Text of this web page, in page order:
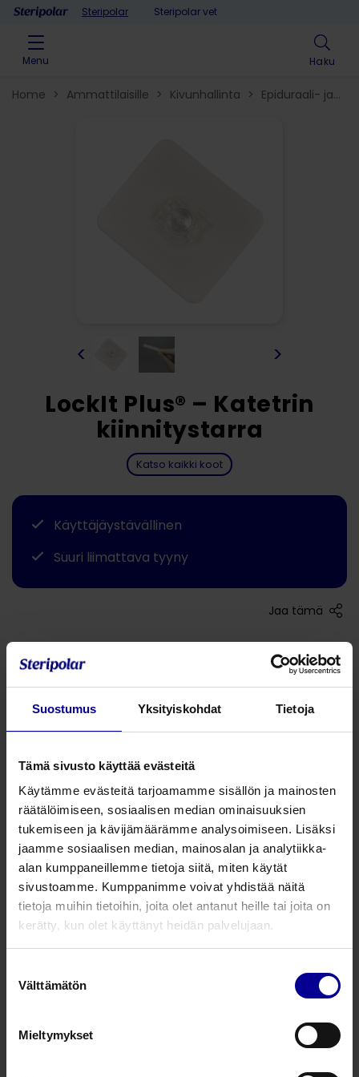
Suostumus Yksityiskohdat Tietoja
Tämä sivusto käyttää evästeitä
Käytämme evästeitä tarjoamamme sisällön ja mainosten
räätälöimiseen, sosiaalisen median ominaisuuksien
tukemiseen ja kävijämäärämme analysoimiseen. Lisäksi
jaamme sosiaalisen median, mainosalan ja analytiikka-
alan kumppaneillemme tietoja siitä, miten käytät
sivustoamme. Kumppanimme voivat yhdistää näitä
tietoja muihin tietoihin, joita olet antanut heille tai joita on
kerätty, kun olet käyttänyt heidän palvelujaan.
valinta
Välttämätön
Mieltymykset
Skip to contentSteripolar Steripolar vet
Menu Haku
Home > Ammattilaisille > Kivunhallinta > Epiduraali- ja
LockIt Plus Epiduraalikatetrin kiinnitin
Lockit Plus on uuden sukupolven epiduraalikatetrin
kiinnitin. Se on suunniteltu estämään katetrin ei-toivottu
antaa mielenrauhan postoperatiivisessa
kivunhallinnassa.
Lockit Plus:n matalampi profiili on potilaalle
miellyttävämpi ja laajempi tarratyyny sekä
lukitusmekanismi parantaa katetrin paikallaan
pysymistä.
Tuotenumero Tuotekuvaus
Lockit Plus epiduraalikatetrin kiinnitin, 18
>
<
LockIt Plus® – Katetrin
kiinnitystarra
Katso kaikki koot
Käyttäjäystävällinen
Suuri liimattava tyyny
Jaa tämä